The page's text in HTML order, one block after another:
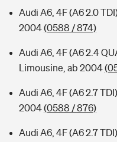
Audi A6, 4F (A6 2.0
2004(0588 / 874)
Audi A6, 4F (A6 2.4
Limousine, ab 2004
Audi A6, 4F (A6 2.7
2004(0588 / 876)
Audi A6, 4F (A6 2.7